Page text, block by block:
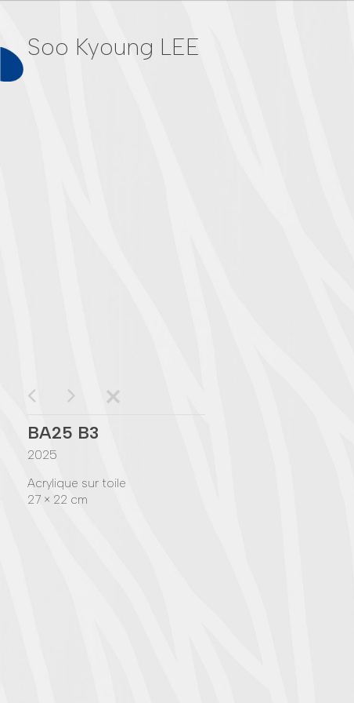
Soo Kyoung LEE
BA25 B3
2025
Acrylique sur toile
27 × 22 cm